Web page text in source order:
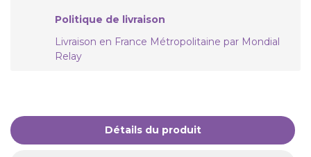
Politique de livraison
Livraison en France Métropolitaine par Mondial
Relay
Détails du produit